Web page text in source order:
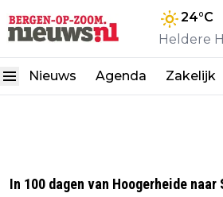
24°C
Heldere
Nieuws Agenda Zakelijk
In 100 dagen van Hoogerheide naar